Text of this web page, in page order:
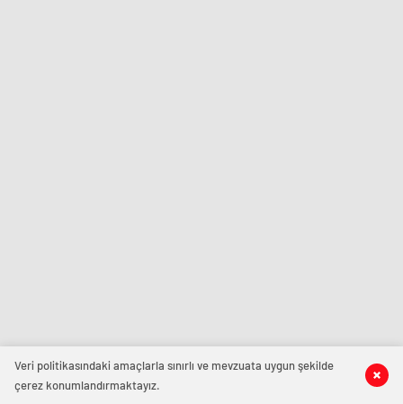
Veri politikasındaki amaçlarla sınırlı ve mevzuata uygun şekilde
çerez konumlandırmaktayız.